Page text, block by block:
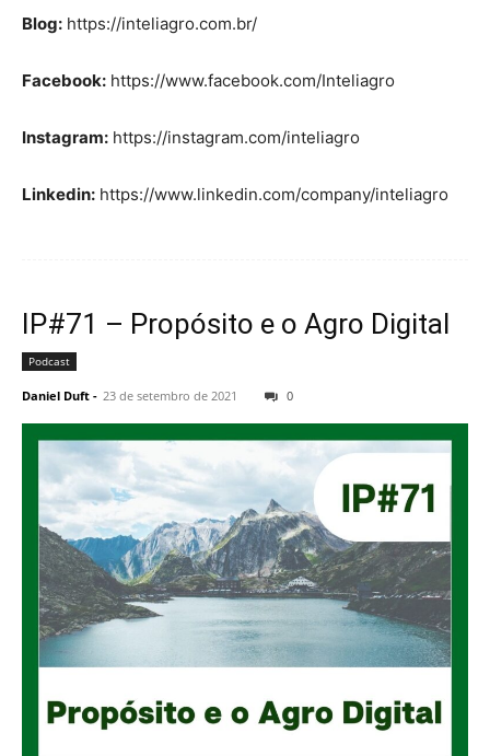
Blog: https://inteliagro.com.br/
Facebook: https://www.facebook.com/Inteliagro
Instagram: https://instagram.com/inteliagro
Linkedin: https://www.linkedin.com/company/inteliagro
IP#71 – Propósito e o Agro Digital
Podcast
Daniel Duft - 23 de setembro de 2021 0